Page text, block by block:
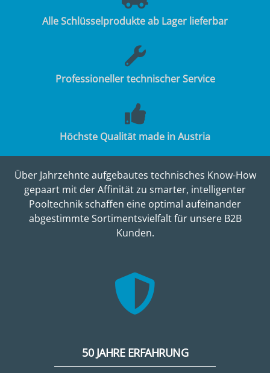
Alle Schlüsselprodukte ab Lager lieferbar
Professioneller technischer Service
Höchste Qualität made in Austria
Über Jahrzehnte aufgebautes technisches Know-How
gepaart mit der Affinität zu smarter, intelligenter
Pooltechnik schaffen eine optimal aufeinander
abgestimmte Sortimentsvielfalt für unsere B2B
Kunden.
50 JAHRE ERFAHRUNG